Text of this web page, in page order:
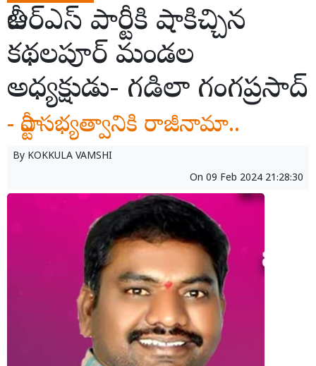
బీఆర్ఎస్ పార్టీకి షాకిచ్చిన
కథలపూర్ మండల
అధ్యక్షుడు- గడిలా గంగప్రసాద్
- పార్టీ సభ్యత్వానికి రాజీనామా..
By KOKKULA VAMSHI
On 09 Feb 2024 21:28:30